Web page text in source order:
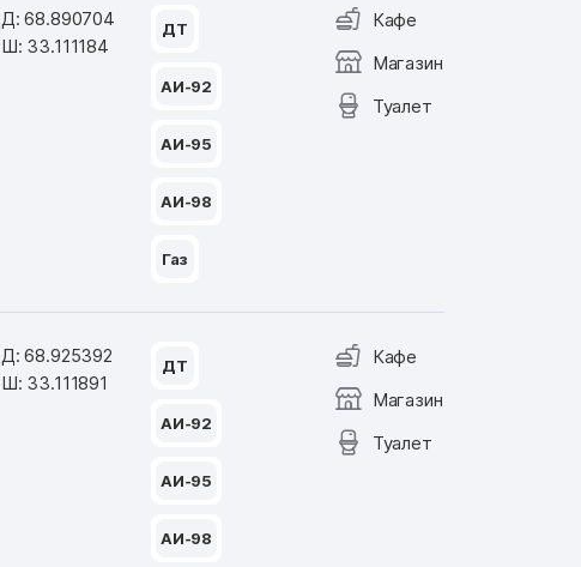
Д: 68.890704
Ш: 33.111184
ДТ
АИ-92
АИ-95
АИ-98
Газ
Кафе
Магазин
Туалет
Д: 68.925392
Ш: 33.111891
ДТ
АИ-92
АИ-95
АИ-98
Кафе
Магазин
Туалет